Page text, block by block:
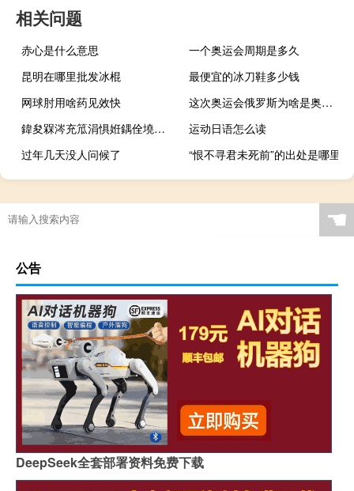
相关问题
赤心是什么意思
一个奥运会周期是多久
昆明在哪里批发冰棍
最便宜的冰刀鞋多少钱
网球肘用啥药见效快
这次奥运会俄罗斯为啥是奥委会
鍏夋槑涔充笟涓惧姙鍝佺墝鐒曟柊鍙戝竷浼?鍒涙柊闂€€2023涓栫晫璁捐涔嬮兘澶т細 到底什么情况嘞
运动日语怎么读
过年几天没人问候了
“恨不寻君未死前”的出处是哪里
☚
公告
DeepSeek全套部署资料免费下载